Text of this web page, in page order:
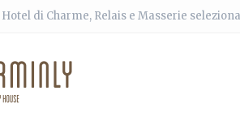
di Charme, Relais e Masserie